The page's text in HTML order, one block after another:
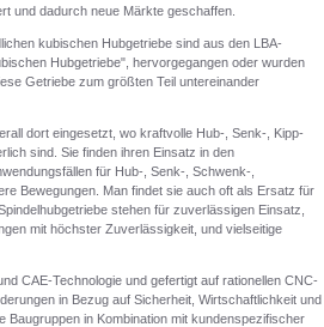
und dadurch neue Märkte geschaffen.
kubischen Hubgetriebe sind aus den LBA-
Hubgetriebe", hervorgegangen oder wurden
Getriebe zum größten Teil untereinander
dort eingesetzt, wo kraftvolle Hub-, Senk-, Kipp-
sind. Sie finden ihren Einsatz in den
für Hub-, Senk-, Schwenk-,
Bewegungen. Man findet sie auch oft als Ersatz für
stehen für zuverlässigen Einsatz,
mit höchster Zuverlässigkeit, und vielseitige
CAE-Technologie und gefertigt auf rationellen CNC-
in Bezug auf Sicherheit, Wirtschaftlichkeit und
Baugruppen in Kombination mit kundenspezifischer